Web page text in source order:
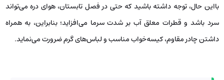
بااین‌‍ حال، توجه داشته باشید که حتی در فصل تابستان، هوای دره می‌تواند
سرد باشد و قطرات معلق آب بر شدت سرما می‌افزاید؛ بنابراین، به همراه
داشتن چادر مقاوم، کیسه‌خواب مناسب و لباس‌های گرم ضرورت می‌نماید.